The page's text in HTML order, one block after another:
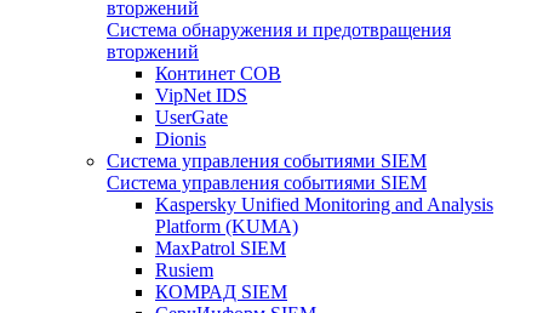
вторжений
Система обнаружения и предотвращения
вторжений
Континет СОВ
VipNet IDS
UserGate
Dionis
Система управления событиями SIEM
Система управления событиями SIEM
Kaspersky Unified Monitoring and Analysis
Platform (KUMA)
MaxPatrol SIEM
Rusiem
КОМРАД SIEM